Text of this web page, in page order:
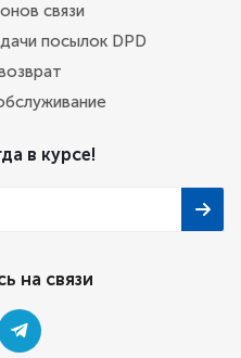
связи
посылок DPD
в курсе!
на связи